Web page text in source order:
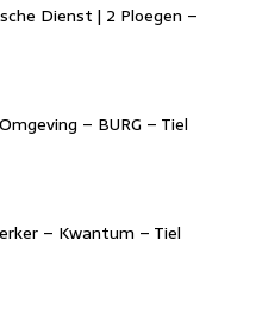
Dienst | 2 Ploegen –
– BURG – Tiel
– Kwantum – Tiel